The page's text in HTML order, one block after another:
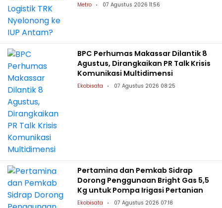
Metro 07 Agustus 2026 11:56
BPC Perhumas Makassar Dilantik 8
Agustus, Dirangkaikan PR Talk Krisis
Komunikasi Multidimensi
Ekobisata 07 Agustus 2026 08:25
Pertamina dan Pemkab Sidrap
Dorong Penggunaan Bright Gas 5,5
Kg untuk Pompa Irigasi Pertanian
Ekobisata 07 Agustus 2026 07:18